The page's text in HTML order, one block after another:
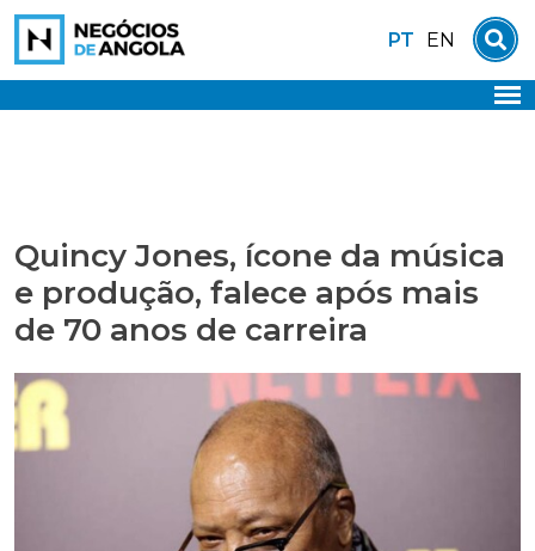
Skip
content
PT EN
Quincy Jones, ícone da música
e produção, falece após mais
de 70 anos de carreira